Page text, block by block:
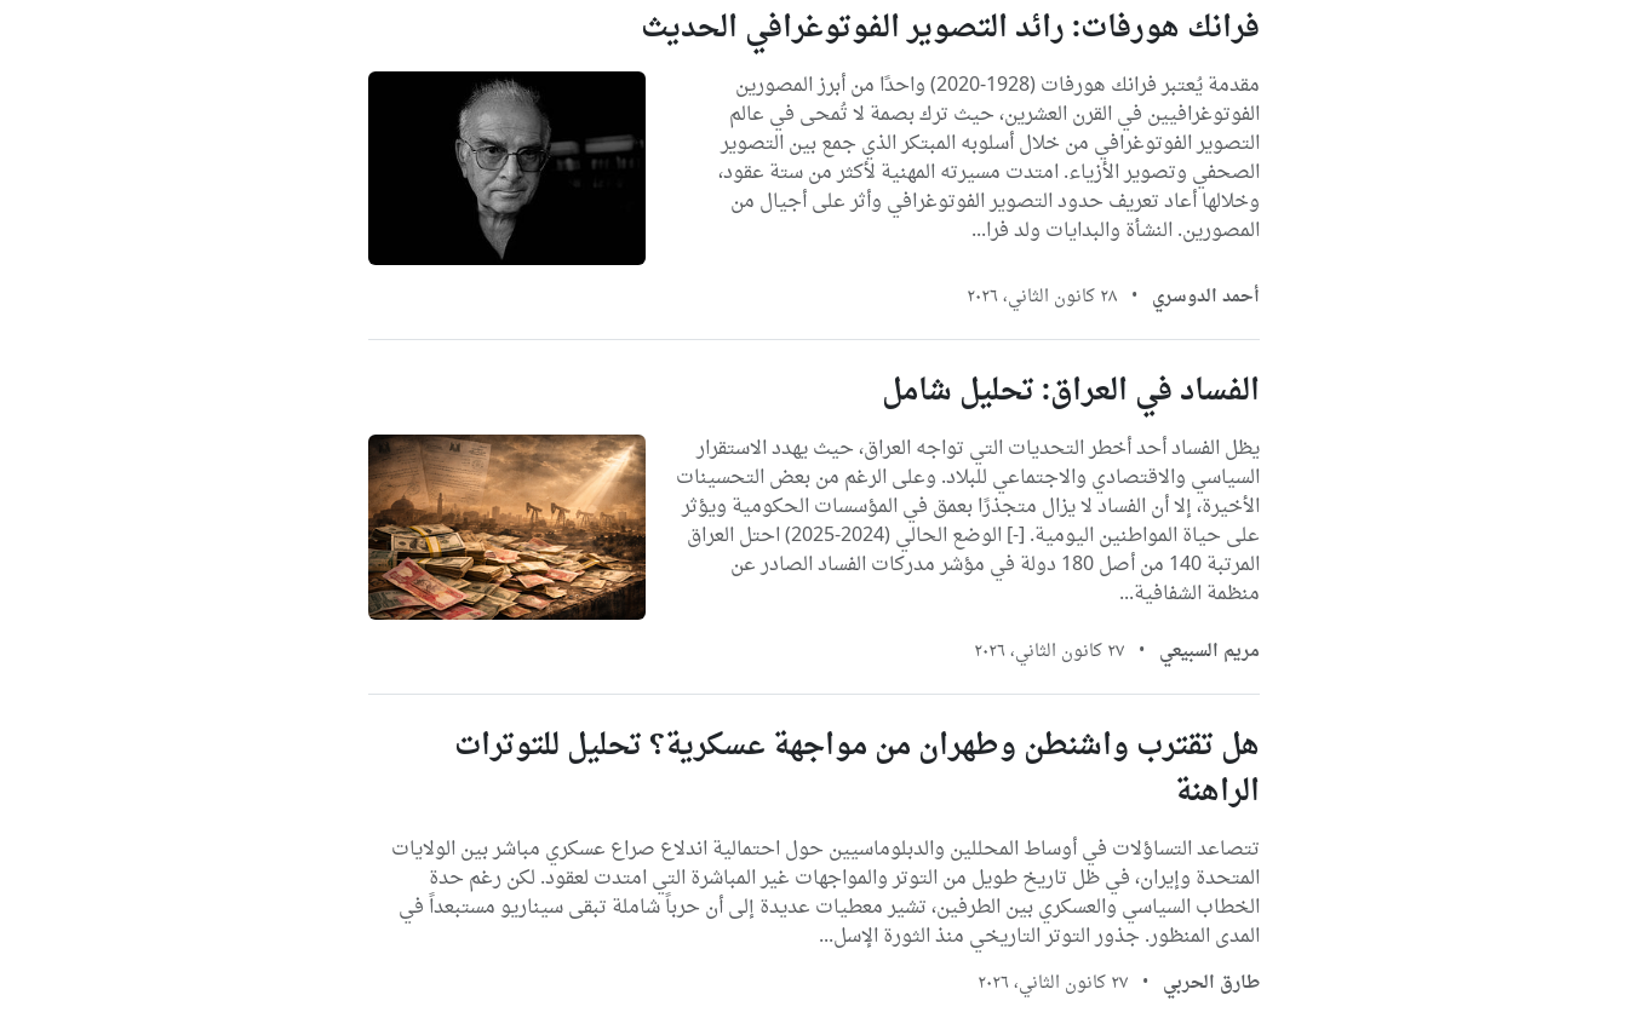
فرانك هورفات: رائد التصوير الفوتوغرافي الحديث
مقدمة يُعتبر فرانك هورفات (1928-2020) واحدًا من أبرز المصورين
الفوتوغرافيين في القرن العشرين، حيث ترك بصمة لا تُمحى في عالم
التصوير الفوتوغرافي من خلال أسلوبه المبتكر الذي جمع بين التصوير
الصحفي وتصوير الأزياء. امتدت مسيرته المهنية لأكثر من ستة عقود،
وخلالها أعاد تعريف حدود التصوير الفوتوغرافي وأثر على أجيال من
المصورين. النشأة والبدايات ولد فرا...
أحمد الدوسري • ٢٨ كانون الثاني، ٢٠٢٦
الفساد في العراق: تحليل شامل
يظل الفساد أحد أخطر التحديات التي تواجه العراق، حيث يهدد الاستقرار
السياسي والاقتصادي والاجتماعي للبلاد. وعلى الرغم من بعض التحسينات
الأخيرة، إلا أن الفساد لا يزال متجذرًا بعمق في المؤسسات الحكومية ويؤثر
على حياة المواطنين اليومية. [-] الوضع الحالي (2024-2025) احتل العراق
المرتبة 140 من أصل 180 دولة في مؤشر مدركات الفساد الصادر عن
منظمة الشفافية...
مريم السبيعي • ٢٧ كانون الثاني، ٢٠٢٦
هل تقترب واشنطن وطهران من مواجهة عسكرية؟ تحليل للتوترات
الراهنة
تتصاعد التساؤلات في أوساط المحللين والدبلوماسيين حول احتمالية اندلاع صراع عسكري مباشر بين الولايات
المتحدة وإيران، في ظل تاريخ طويل من التوتر والمواجهات غير المباشرة التي امتدت لعقود. لكن رغم حدة
الخطاب السياسي والعسكري بين الطرفين، تشير معطيات عديدة إلى أن حرباً شاملة تبقى سيناريو مستبعداً في
المدى المنظور. جذور التوتر التاريخي منذ الثورة الإسل...
طارق الحربي • ٢٧ كانون الثاني، ٢٠٢٦